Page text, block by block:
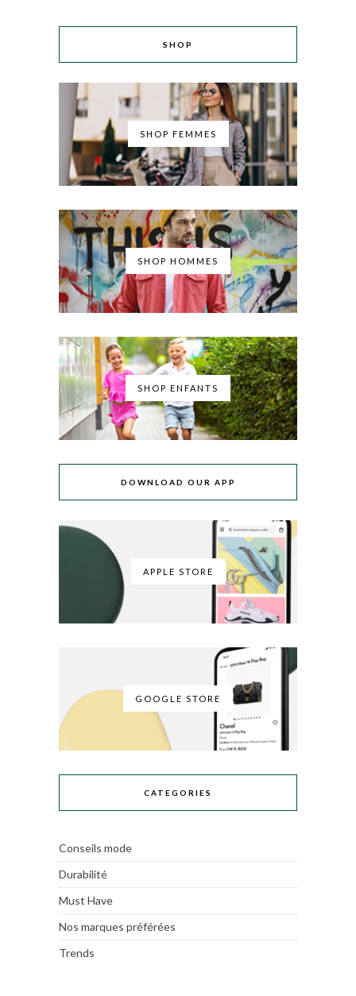
SHOP
SHOP FEMMES
SHOP HOMMES
SHOP ENFANTS
DOWNLOAD OUR APP
APPLE STORE
GOOGLE STORE
CATEGORIES
Conseils mode
Durabilité
Must Have
Nos marques préférées
Trends